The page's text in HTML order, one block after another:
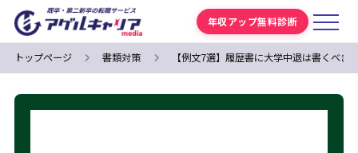
年収アップ無料診断
トップページ 書類対策 【例文7選】履歴書に大学中退は書くべ